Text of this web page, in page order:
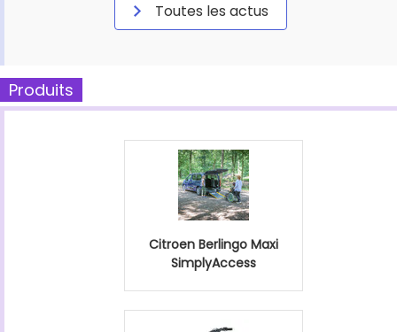
Toutes les actus
Produits
Citroen Berlingo Maxi
SimplyAccess